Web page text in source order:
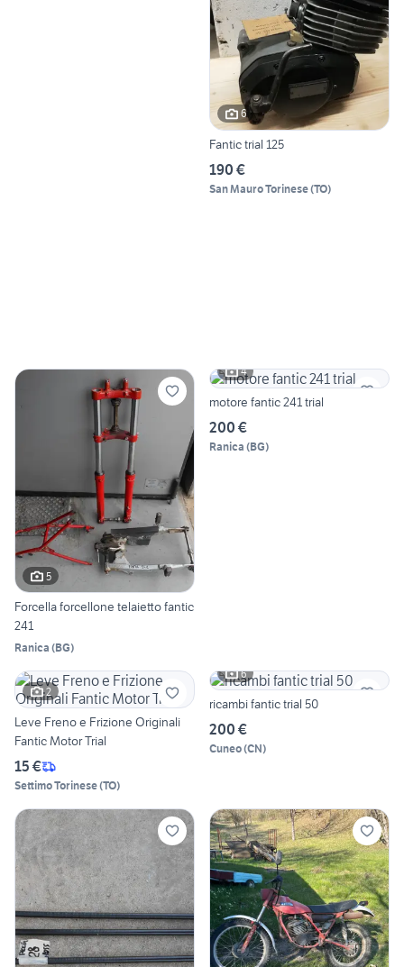
6
Fantic trial 125
190 €
San Mauro Torinese(TO)
5
Forcella forcellone telaietto fantic
241
Ranica (BG)
4
motore fantic 241 trial
200 €
Ranica (BG)
2
Leve Freno e Frizione Originali
Fantic Motor Trial
15 €
Settimo Torinese(TO)
6
ricambi fantic trial 50
200 €
Cuneo(CN)